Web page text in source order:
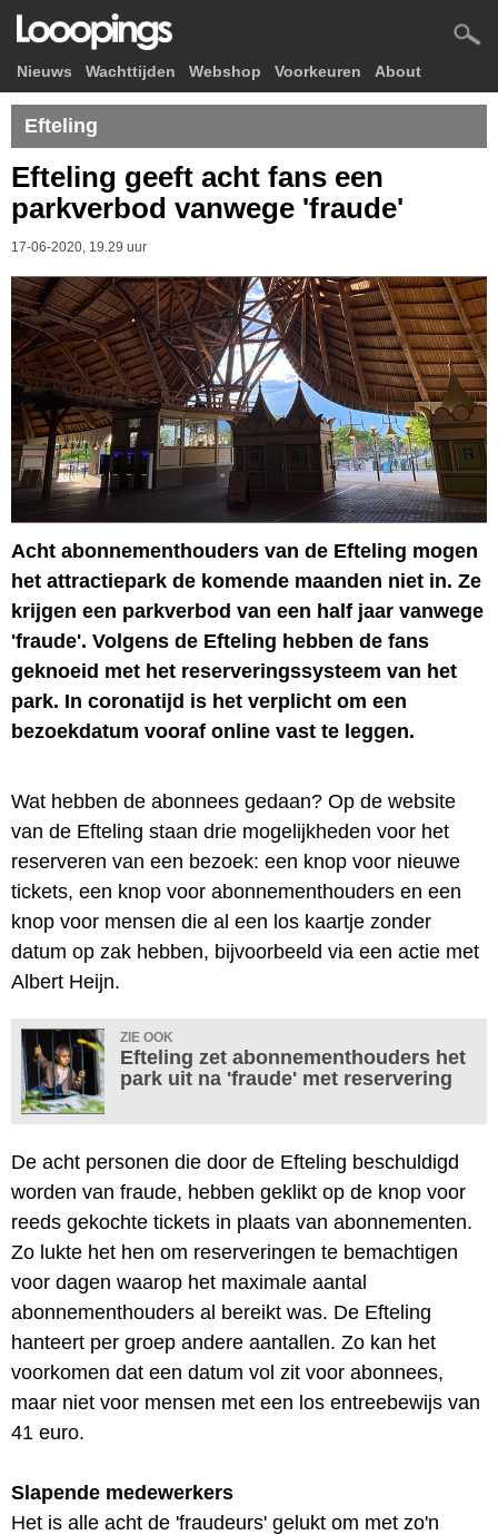
Nieuws Wachttijden Webshop Voorkeuren About
Efteling
Efteling geeft acht fans een
parkverbod vanwege 'fraude'
17-06-2020, 19.29 uur
Acht abonnementhouders van de Efteling mogen
het attractiepark de komende maanden niet in. Ze
krijgen een parkverbod van een half jaar vanwege
'fraude'. Volgens de Efteling hebben de fans
geknoeid met het reserveringssysteem van het
park. In coronatijd is het verplicht om een
bezoekdatum vooraf online vast te leggen.
Wat hebben de abonnees gedaan? Op de website
van de Efteling staan drie mogelijkheden voor het
reserveren van een bezoek: een knop voor nieuwe
tickets, een knop voor abonnementhouders en een
knop voor mensen die al een los kaartje zonder
datum op zak hebben, bijvoorbeeld via een actie met
Albert Heijn.
ZIE OOK
Efteling zet abonnementhouders het
park uit na 'fraude' met reservering
De acht personen die door de Efteling beschuldigd
worden van fraude, hebben geklikt op de knop voor
reeds gekochte tickets in plaats van abonnementen.
Zo lukte het hen om reserveringen te bemachtigen
voor dagen waarop het maximale aantal
abonnementhouders al bereikt was. De Efteling
hanteert per groep andere aantallen. Zo kan het
voorkomen dat een datum vol zit voor abonnees,
maar niet voor mensen met een los entreebewijs van
41 euro.
Slapende medewerkers
Het is alle acht de 'fraudeurs' gelukt om met zo'n